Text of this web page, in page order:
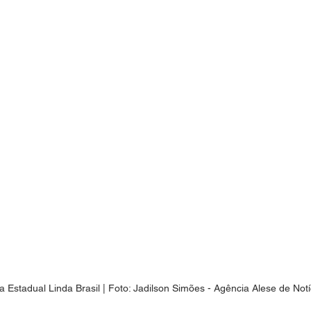
Estadual Linda Brasil | Foto: Jadilson Simões - Agência Alese de